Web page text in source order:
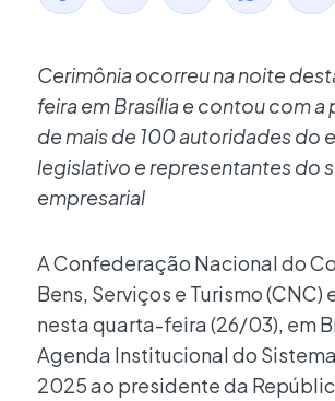
Cerimônia ocorreu na noite
feira em Brasília e contou com
de mais de 100 autoridades do
legislativo e representantes do
empresarial
A Confederação Nacional do
Bens, Serviços e Turismo (CNC)
nesta quarta-feira (26/03), em
Agenda Institucional do
2025 ao presidente da